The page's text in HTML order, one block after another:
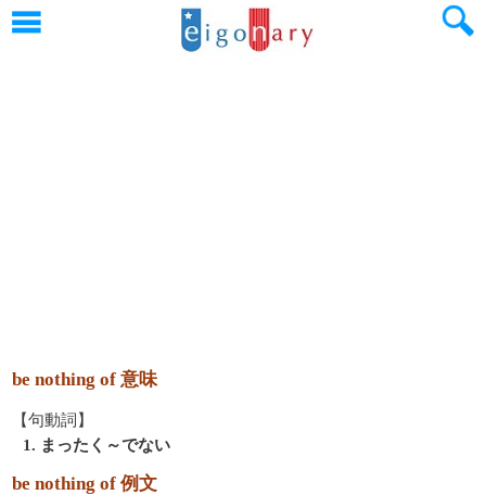
be nothing of 意味
【句動詞】
1. まったく～でない
be nothing of 例文